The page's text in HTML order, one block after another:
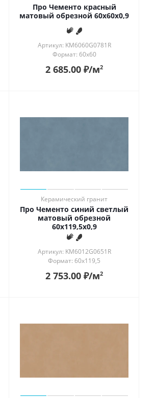
Про Чементо красный
матовый обрезной 60x60x0,9
Артикул: KM6060G0781R
Формат: 60x60
2 685.00 ₽/м2
Керамический гранит
Про Чементо синий светлый
матовый обрезной
60x119,5x0,9
Артикул: KM6012G0651R
Формат: 60x119,5
2 753.00 ₽/м2